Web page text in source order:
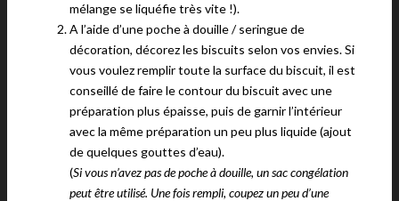
mélange se liquéfie très vite !).
A l’aide d’une poche à douille / seringue de
décoration, décorez les biscuits selon vos envies. Si
vous voulez remplir toute la surface du biscuit, il est
conseillé de faire le contour du biscuit avec une
préparation plus épaisse, puis de garnir l’intérieur
avec la même préparation un peu plus liquide (ajout
de quelques gouttes d’eau).
(Si vous n’avez pas de poche à douille, un sac congélation
peut être utilisé. Une fois rempli, coupez un peu d’une